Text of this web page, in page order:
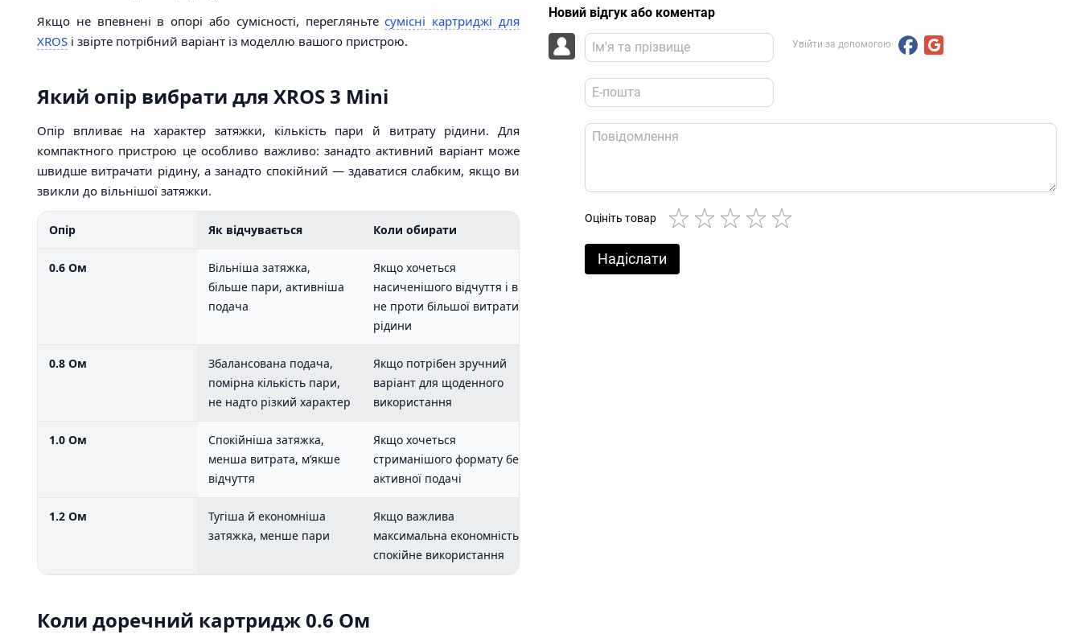
Якщо не впевнені в опорі або сумісності, перегляньтесумісні картриджі для
XROS і звірте потрібний варіант із моделлю вашого пристрою.
Який опір вибрати для XROS 3 Mini
Опір впливає на характер затяжки, кількість пари й витрату рідини. Для
компактного пристрою це особливо важливо: занадто активний варіант може
швидше витрачати рідину, а занадто спокійний — здаватися слабким, якщо ви
звикли до вільнішої затяжки.
Опір Як відчувається Коли обирати
0.6 Ом
Вільніша затяжка,
більше пари, активніша
подача
Якщо хочеться
насиченішого відчуття і ви
не проти більшої витрати
рідини
0.8 Ом
Збалансована подача,
помірна кількість пари,
не надто різкий характер
Якщо потрібен зручний
варіант для щоденного
використання
1.0 Ом
Спокійніша затяжка,
менша витрата, м’якше
відчуття
Якщо хочеться
стриманішого формату без
активної подачі
1.2 Ом
Тугіша й економніша
затяжка, менше пари
Якщо важлива
максимальна економність і
спокійне використання
Коли доречний картридж 0.6 Ом
Новий відгук або коментар
Увійти за допомогою
Оцініть товар
Надіслати